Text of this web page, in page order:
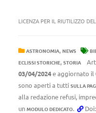
LICENZA PER IL RIUTILIZZO
ASTRONOMIA, NEWS
ECLISSI STORICHE, STORIA
03/04/2024e aggiornato il
sono aperti a tutti SULLA
alla redazione refusi,
un MODULO DEDICATO. Doi: